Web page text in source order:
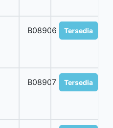
B08906 Tersedia
B08907 Tersedia